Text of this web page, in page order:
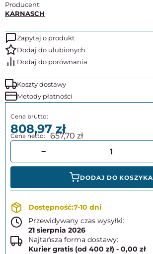
Producent:
KARNASCH
Zapytaj o produkt
Koszty dostawy
Metody płatności
808,97657,70
DODAJ DO KOSZYKA
7-10 dni
Przewidywany czas wysyłki:
21 sierpnia 2026
Najtańsza forma dostawy:
Kurier gratis (od 400 zł) - 0,00 zł